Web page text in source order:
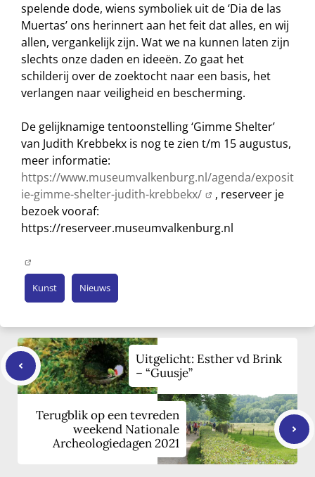
spelende dode, wiens symboliek uit de ‘Dia de las
Muertas’ ons herinnert aan het feit dat alles, en wij
allen, vergankelijk zijn. Wat we na kunnen laten zijn
slechts onze daden en ideeën. Zo gaat het
schilderij over de zoektocht naar een basis, het
verlangen naar veiligheid en bescherming.
De gelijknamige tentoonstelling ‘Gimme Shelter’
van Judith Krebbekx is nog te zien t/m 15 augustus,
meer informatie:
https://www.museumvalkenburg.nl/agenda/exposit
ie-gimme-shelter-judith-krebbekx/
, reserveer je
bezoek vooraf:
https://reserveer.museumvalkenburg.nl
Kunst Nieuws
Uitgelicht: Esther vd Brink
– “Guusje”
Terugblik op een tevreden
weekend Nationale
Archeologiedagen 2021